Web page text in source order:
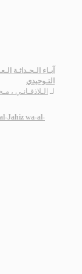
آبـاء الـحـداثـة
التـوحيدي
لـ الـلاذقـانـي ،
Jahiz wa-al-